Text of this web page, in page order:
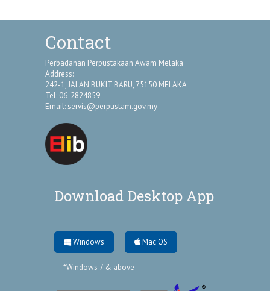
Contact
Perbadanan Perpustakaan Awam Melaka
Address:
242-1, JALAN BUKIT BARU, 75150 MELAKA
Tel: 06-2824859
Email: servis@perpustam.gov.my
Download Desktop App
Windows Mac OS
*Windows 7 & above